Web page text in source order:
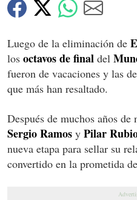
Luego de la eliminación de
los octavos de final del
fueron de vacaciones y las de
que más han resaltado.
Después de muchos años
Sergio Ramos y Pilar
nueva etapa para sellar su
convertido en la prometida